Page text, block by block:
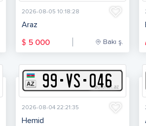
2026-08-05 10:18:28
Araz
$ 5 000 Bakı ş.
99-VS-046
2026-08-04 22:21:35
Hemid